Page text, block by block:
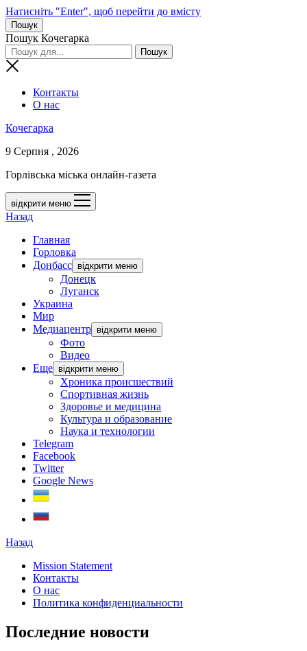
Натисніть "Enter", щоб перейти до вмісту
Пошук
Пошук Кочегарка
Контакты
О нас
Кочегарка
9 Серпня , 2026
Горлівська міська онлайн-газета
відкрити меню
Назад
Главная
Горловка
Донбасс відкрити меню
Донецк
Луганск
Украина
Мир
Медиацентр відкрити меню
Фото
Видео
Еще відкрити меню
Хроника происшествий
Спортивная жизнь
Здоровье и медицина
Культура и образование
Наука и технологии
Telegram
Facebook
Twitter
Google News
Назад
Mission Statement
Контакты
О нас
Политика конфиденциальности
Последние новости